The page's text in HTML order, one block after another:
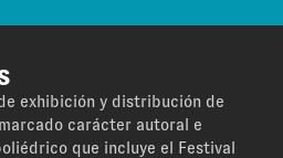
exhibición y distribución de
carácter autoral e
que incluye el Festival